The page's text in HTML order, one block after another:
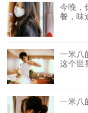
今晚，
餐，味
一米八
这个世
一米八